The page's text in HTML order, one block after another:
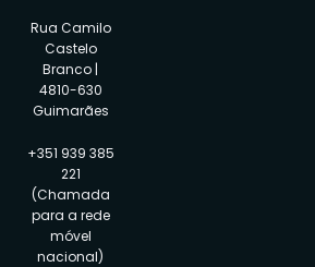
Rua Camilo
Castelo
Branco |
4810-630
Guimarães
+351 939 385
221
(Chamada
para a rede
móvel
nacional)